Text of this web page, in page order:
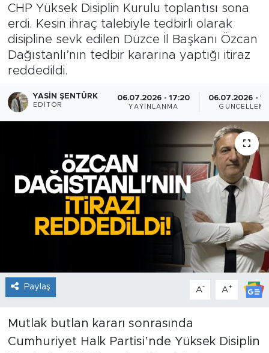
CHP Yüksek Disiplin Kurulu toplantısı sona
erdi. Kesin ihraç talebiyle tedbirli olarak
disipline sevk edilen Düzce İl Başkanı Özcan
Dağıstanlı’nın tedbir kararına yaptığı itiraz
reddedildi.
YASIN ŞENTÜRK
EDITÖR
06.07.2026 - 17:20
YAYINLANMA
06.07.2026 -
Paylaş A- A+
Mutlak butlan kararı sonrasında
Cumhuriyet Halk Partisi’nde Yüksek Disiplin
Yerel Haber
Öncü Radyo Dinle
Öncü TV İzle
Tüm Manşetler
Son Dakika Haberleri
Haber Arşivi